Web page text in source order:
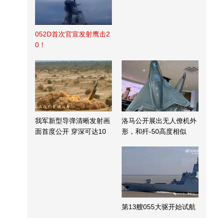
052D首次官宣发射鹰击2
0！
我军新型导弹清晰发射画
面首度公开 穿深可达10
洛马公开展出无人僚机外
形，和歼-50高度相似
第13艘055大驱开始试航